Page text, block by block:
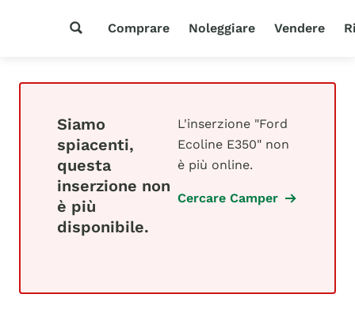
Comprare Noleggiare Vendere
Siamo
spiacenti,
questa
inserzione non
è più
disponibile.
L'inserzione "Ford
Ecoline E350" non
è più online.
Cercare Camper